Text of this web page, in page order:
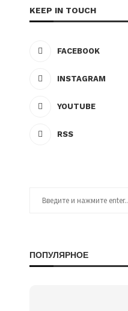
KEEP IN TOUCH
FACEBOOK
INSTAGRAM
YOUTUBE
RSS
ПОПУЛЯРНОЕ